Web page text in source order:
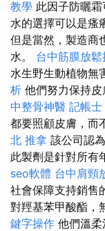
教學 此因子防曬
水的選擇可以是瘙
但是當然，製造商
水。 台中筋膜放
水生野生動植物無
析 他們努力保持
中整骨神醫 記帳
都要照顧皮膚，而
北 推拿 該公司認
此製劑是針對所有
seo軟體 台中肩頸
社會保障支持銷售
對羥基苯甲酸酯，
鍵字操作 他們溫柔